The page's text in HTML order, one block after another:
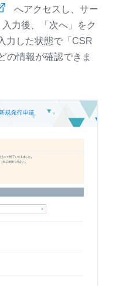
へアクセスし、サー
力後、「次へ」をク
力した状態で「CSR
の情報が確認できま